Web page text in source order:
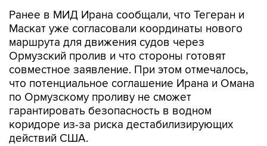
Ранее в МИД Ирана сообщали, что Тегеран и
Маскат уже согласовали координаты нового
маршрута для движения судов через
Ормузский пролив и что стороны готовят
совместное заявление. При этом отмечалось,
что потенциальное соглашение Ирана и Омана
по Ормузскому проливу не сможет
гарантировать безопасность в водном
коридоре из-за риска дестабилизирующих
действий США.